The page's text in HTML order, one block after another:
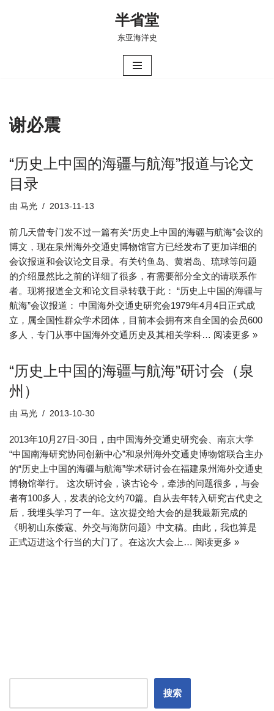
半省堂
东亚海洋史
谢必震
“历史上中国的海疆与航海”报道与论文
目录
由 马光 2013-11-13
前几天曾专门发不过一篇有关“历史上中国的海疆与航海”会议的
博文，现在泉州海外交通史博物馆官方已经发布了更加详细的
会议报道和会议论文目录。有关钓鱼岛、黄岩岛、琉球等问题
的介绍显然比之前的详细了很多，有需要部分全文的请联系作
者。现将报道全文和论文目录转载于此： “历史上中国的海疆与
航海”会议报道： 中国海外交通史研究会1979年4月4日正式成
立，属全国性群众学术团体，目前本会拥有来自全国的会员600
多人，专门从事中国海外交通历史及其相关学科… 阅读更多 »
“历史上中国的海疆与航海”研讨会（泉
州）
由 马光 2013-10-30
2013年10月27日-30日，由中国海外交通史研究会、南京大学
“中国南海研究协同创新中心”和泉州海外交通史博物馆联合主办
的“历史上中国的海疆与航海”学术研讨会在福建泉州海外交通史
博物馆举行。 这次研讨会，谈古论今，牵涉的问题很多，与会
者有100多人，发表的论文约70篇。自从去年转入研究古代史之
后，我埋头学习了一年。这次提交给大会的是我最新完成的
《明初山东倭寇、外交与海防问题》中文稿。由此，我也算是
正式迈进这个行当的大门了。在这次大会上… 阅读更多 »
搜索